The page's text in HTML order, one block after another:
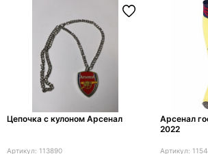
Цепочка с кулоном Арсенал
113890
Арсенал
2022